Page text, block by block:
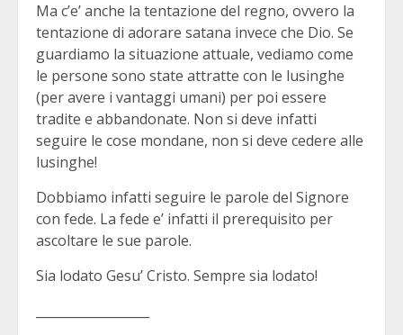
Ma c’e’ anche la tentazione del regno, ovvero la
tentazione di adorare satana invece che Dio. Se
guardiamo la situazione attuale, vediamo come
le persone sono state attratte con le lusinghe
(per avere i vantaggi umani) per poi essere
tradite e abbandonate. Non si deve infatti
seguire le cose mondane, non si deve cedere alle
lusinghe!
Dobbiamo infatti seguire le parole del Signore
con fede. La fede e’ infatti il prerequisito per
ascoltare le sue parole.
Sia lodato Gesu’ Cristo. Sempre sia lodato!